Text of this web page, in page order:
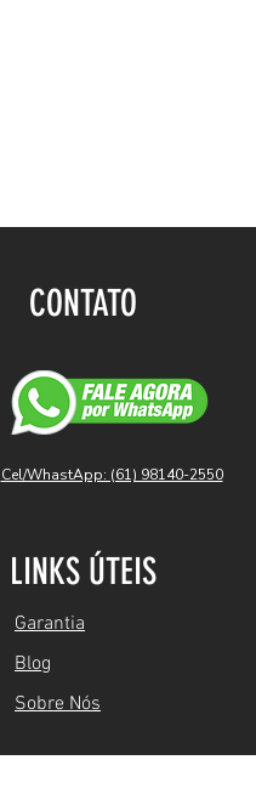
CONTATO
Cel/WhastApp: (61) 98140-2550
LINKS ÚTEIS
Garantia
Blog
Sobre Nós